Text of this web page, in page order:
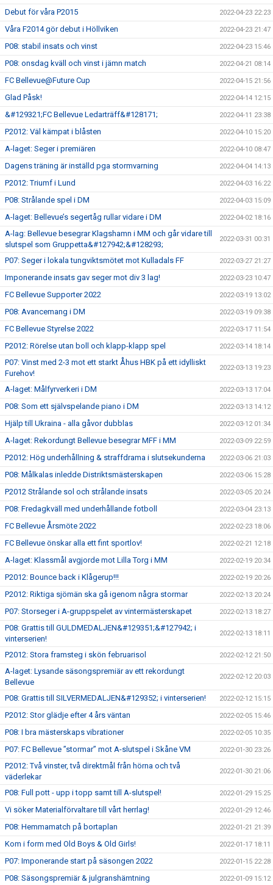
Debut för våra P2015 2022-04-23 22:23
Våra F2014 gör debut i Höllviken 2022-04-23 21:47
P08: stabil insats och vinst 2022-04-23 15:46
P08: onsdag kväll och vinst i jämn match 2022-04-21 08:14
FC Bellevue@Future Cup 2022-04-15 21:56
Glad Påsk! 2022-04-14 12:15
&#129321;FC Bellevue Ledarträff&#128171; 2022-04-11 23:38
P2012: Väl kämpat i blåsten 2022-04-10 15:20
A-laget: Seger i premiären 2022-04-10 08:47
Dagens träning är inställd pga stormvarning 2022-04-04 14:13
P2012: Triumf i Lund 2022-04-03 16:22
P08: Strålande spel i DM 2022-04-03 15:09
A-laget: Bellevue’s segertåg rullar vidare i DM 2022-04-02 18:16
A-lag: Bellevue besegrar Klagshamn i MM och går vidare till
slutspel som Gruppetta&#127942;&#128293;
2022-03-31 00:31
P07: Seger i lokala tungviktsmötet mot Kulladals FF 2022-03-27 21:27
Imponerande insats gav seger mot div 3 lag! 2022-03-23 10:47
FC Bellevue Supporter 2022 2022-03-19 13:02
P08: Avancemang i DM 2022-03-19 09:38
FC Bellevue Styrelse 2022 2022-03-17 11:54
P2012: Rörelse utan boll och klapp-klapp spel 2022-03-14 18:14
P07: Vinst med 2-3 mot ett starkt Åhus HBK på ett idylliskt
Furehov!
2022-03-13 19:23
A-laget: Målfyrverkeri i DM 2022-03-13 17:04
P08: Som ett självspelande piano i DM 2022-03-13 14:12
Hjälp till Ukraina - alla gåvor dubblas 2022-03-12 01:34
A-laget: Rekordungt Bellevue besegrar MFF i MM 2022-03-09 22:59
P2012: Hög underhållning & straffdrama i slutsekunderna 2022-03-06 21:03
P08: Målkalas inledde Distriktsmästerskapen 2022-03-06 15:28
P2012 Strålande sol och strålande insats 2022-03-05 20:24
P08: Fredagkväll med underhållande fotboll 2022-03-04 23:13
FC Bellevue Årsmöte 2022 2022-02-23 18:06
FC Bellevue önskar alla ett fint sportlov! 2022-02-21 12:18
A-laget: Klassmål avgjorde mot Lilla Torg i MM 2022-02-19 20:34
P2012: Bounce back i Klågerup!!! 2022-02-19 20:26
P2012: Riktiga sjömän ska gå igenom några stormar 2022-02-13 20:24
P07: Storseger i A-gruppspelet av vintermästerskapet 2022-02-13 18:27
P08: Grattis till GULDMEDALJEN&#129351;&#127942; i
vinterserien!
2022-02-13 18:11
P2012: Stora framsteg i skön februarisol 2022-02-12 21:50
A-laget: Lysande säsongspremiär av ett rekordungt
Bellevue
2022-02-12 20:03
P08: Grattis till SILVERMEDALJEN&#129352; i vinterserien! 2022-02-12 15:15
P2012: Stor glädje efter 4 års väntan 2022-02-05 15:46
P08: I bra mästerskaps vibrationer 2022-02-05 10:35
P07: FC Bellevue ”stormar” mot A-slutspel i Skåne VM 2022-01-30 23:26
P2012: Två vinster, två direktmål från hörna och två
väderlekar
2022-01-30 21:06
P08: Full pott - upp i topp samt till A-slutspel! 2022-01-29 15:25
Vi söker Materialförvaltare till vårt herrlag! 2022-01-29 12:46
P08: Hemmamatch på bortaplan 2022-01-21 21:39
Kom i form med Old Boys & Old Girls! 2022-01-17 18:11
P07: Imponerande start på säsongen 2022 2022-01-15 22:28
P08: Säsongspremiär & julgranshämtning 2022-01-09 15:12